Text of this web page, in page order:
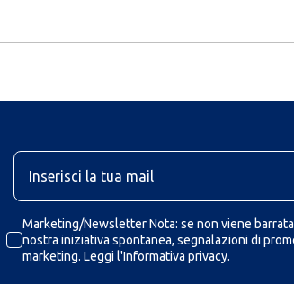
Marketing/Newsletter Nota: se non viene
nostra iniziativa spontanea, segnalazioni di
marketing. Leggi l'Informativa privacy.